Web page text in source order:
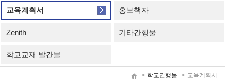
교육계획서 홍보책자
Zenith 기타간행물
학교교재 발간물
학교간행물 교육계획서